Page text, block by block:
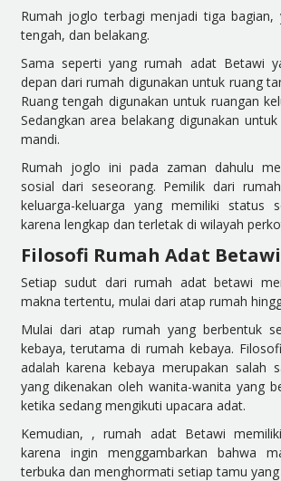
Rumah joglo terbagi menjadi tiga bagian,
tengah, dan belakang.
Sama seperti yang rumah adat Betawi
depan dari rumah digunakan untuk ruang
Ruang tengah digunakan untuk ruangan
Sedangkan area belakang digunakan
mandi.
Rumah joglo ini pada zaman dahulu
sosial dari seseorang. Pemilik dari
keluarga-keluarga yang memiliki status
karena lengkap dan terletak di wilayah
Filosofi Rumah Adat Betawi
Setiap sudut dari rumah adat betawi
makna tertentu, mulai dari atap rumah
Mulai dari atap rumah yang berbentuk
kebaya, terutama di rumah kebaya.
adalah karena kebaya merupakan salah
yang dikenakan oleh wanita-wanita yang
ketika sedang mengikuti upacara adat.
Kemudian, , rumah adat Betawi
karena ingin menggambarkan bahwa
terbuka dan menghormati setiap tamu